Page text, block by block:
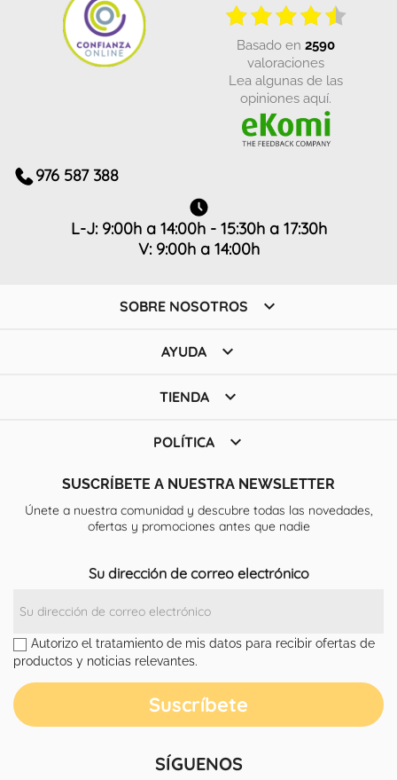
basado en 2590
valoraciones
Lea algunas de las
opiniones aquí.
976 587 388
L-J: 9:00h a 14:00h - 15:30h a 17:30h
V: 9:00h a 14:00h
SOBRE NOSOTROS 
AYUDA 
TIENDA 
POLÍTICA 
SUSCRÍBETE A NUESTRA NEWSLETTER
Únete a nuestra comunidad y descubre todas las novedades,
ofertas y promociones antes que nadie
Su dirección de correo electrónico
Autorizo el tratamiento de mis datos para recibir ofertas de
productos y noticias relevantes.
SÍGUENOS